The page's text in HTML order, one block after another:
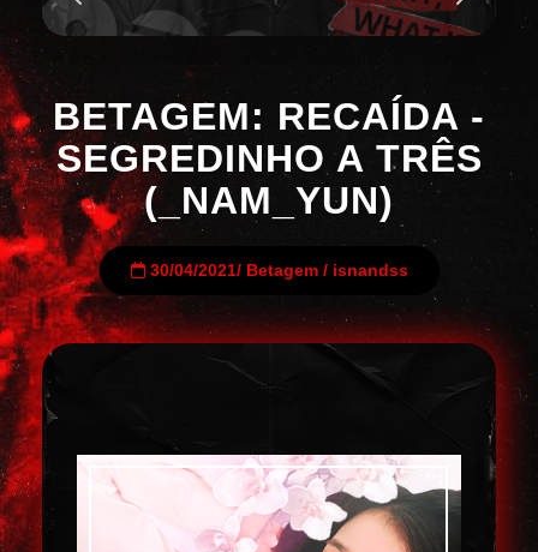
BETAGEM: RECAÍDA -
SEGREDINHO A TRÊS
(_NAM_YUN)
30/04/2021/ Betagem/ isnandss